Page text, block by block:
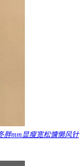
胖mm显瘦宽松慵懒风针